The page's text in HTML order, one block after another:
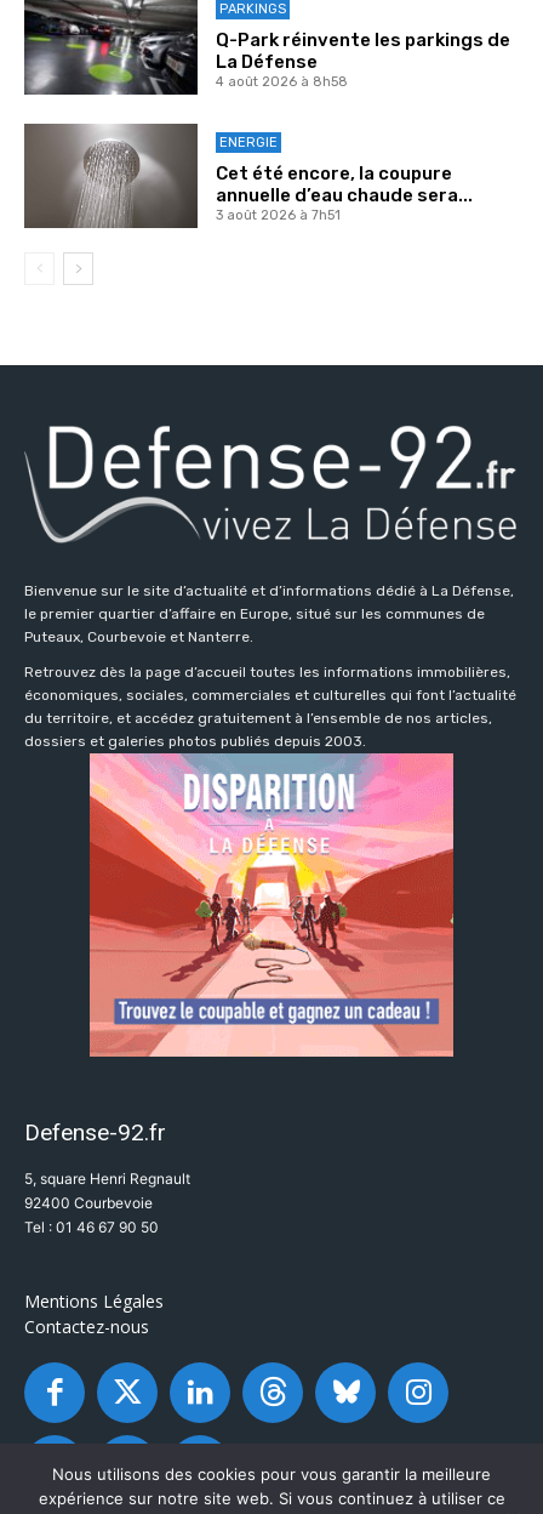
PARKINGS
Q-Park réinvente les parkings de
La Défense
4 août 2026 à 8h58
ENERGIE
Cet été encore, la coupure
annuelle d’eau chaude sera...
3 août 2026 à 7h51
Bienvenue sur le site d’actualité et d’informations dédié à La Défense,
le premier quartier d’affaire en Europe, situé sur les communes de
Puteaux, Courbevoie et Nanterre.
Retrouvez dès la page d’accueil toutes les informations immobilières,
économiques, sociales, commerciales et culturelles qui font l’actualité
du territoire, et accédez gratuitement à l’ensemble de nos articles,
dossiers et galeries photos publiés depuis 2003.
Defense-92.fr
5, square Henri Regnault
92400 Courbevoie
Tel : 01 46 67 90 50
Mentions Légales
Contactez-nous
Nous utilisons des cookies pour vous garantir la meilleure
expérience sur notre site web. Si vous continuez à utiliser ce